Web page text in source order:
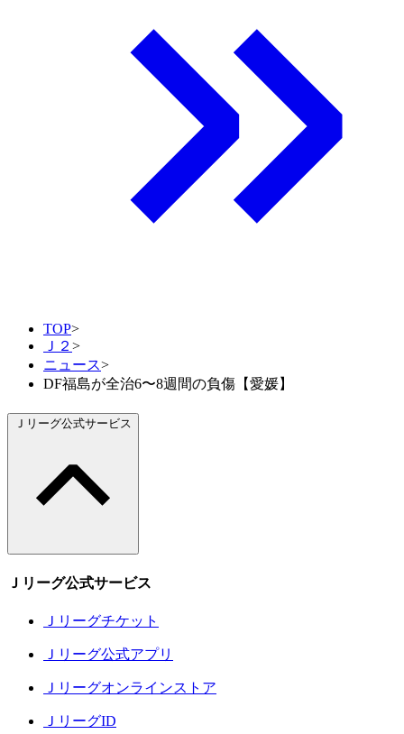
TOP>
Ｊ２ >
ニュース>
DF福島が全治6〜8週間の負傷【愛媛】
Ｊリーグ公式サービス
Ｊリーグ公式サービス
Ｊリーグチケット
Ｊリーグ公式アプリ
Ｊリーグオンラインストア
ＪリーグID